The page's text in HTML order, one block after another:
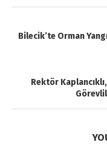
Bilecik’te Orman
Rektör